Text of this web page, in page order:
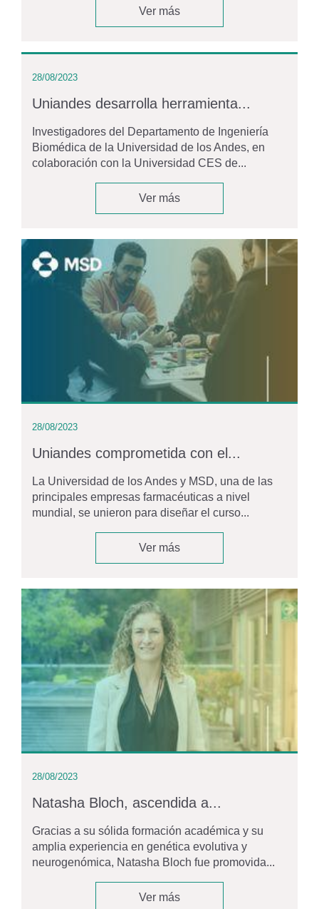
Ver más
28/08/2023
Uniandes desarrolla herramienta...
Investigadores del Departamento de Ingeniería
Biomédica de la Universidad de los Andes, en
colaboración con la Universidad CES de...
Ver más
28/08/2023
Uniandes comprometida con el...
La Universidad de los Andes y MSD, una de las
principales empresas farmacéuticas a nivel
mundial, se unieron para diseñar el curso...
Ver más
28/08/2023
Natasha Bloch, ascendida a...
Gracias a su sólida formación académica y su
amplia experiencia en genética evolutiva y
neurogenómica, Natasha Bloch fue promovida...
Ver más